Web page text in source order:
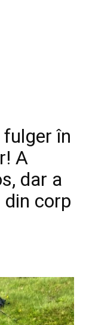
în
A
dar a
corp